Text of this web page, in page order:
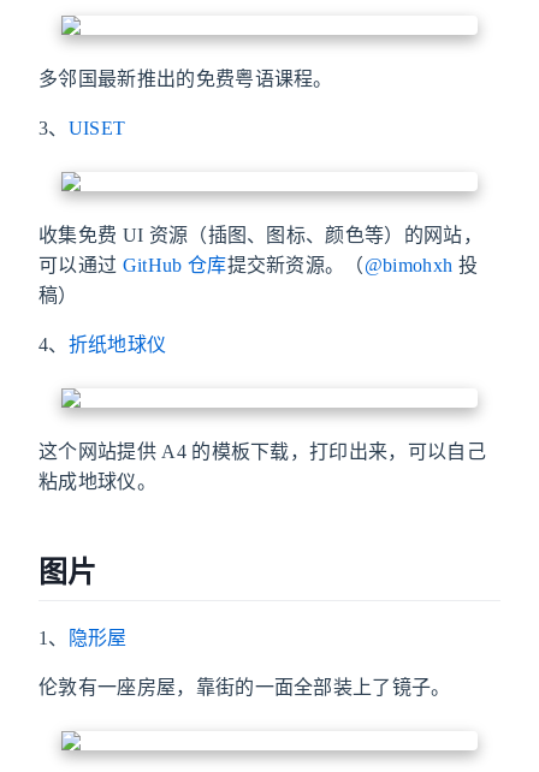
多邻国最新推出的免费粤语课程。
3、 UISET
收集免费 UI 资源（插图、图标、颜色等）的网站，
可以通过 GitHub 仓库提交新资源。（@bimohxh 投
稿）
4、 折纸地球仪
这个网站提供 A4 的模板下载，打印出来，可以自己
粘成地球仪。
图片
1、 隐形屋
伦敦有一座房屋，靠街的一面全部装上了镜子。